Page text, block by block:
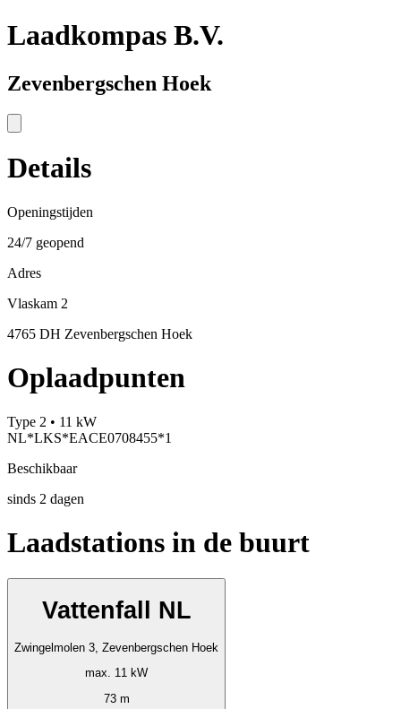
Laadkompas B.V.
Zevenbergschen Hoek
Details
Openingstijden
24/7 geopend
Adres
Vlaskam 2
4765 DH Zevenbergschen Hoek
Oplaadpunten
Type 2 • 11 kW
NL*LKS*EACE0708455*1
Beschikbaar
sinds 2 dagen
Laadstations in de buurt
Vattenfall NL
Zwingelmolen 3, Zevenbergschen Hoek
max. 11 kW
73 m